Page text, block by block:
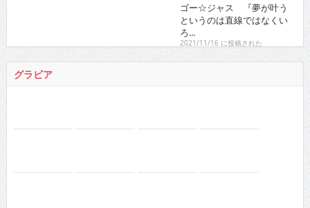
ゴー☆ジャス 『夢が叶うというのは直線ではなくい
グラビア